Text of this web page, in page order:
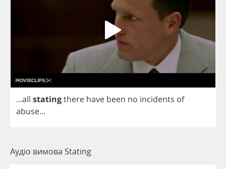
...all statingthere have been no incidents of
abuse...
Аудіо вимова Stating